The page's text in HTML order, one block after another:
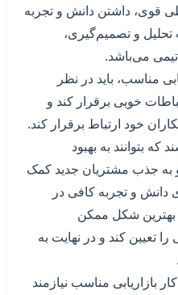
قوی، داشتن دانش و تجربه
تحلیل و تصمیم‌گیری،
تیمی می‌باشد.
مناسب، باید در نظر
خوبی برقرار کند و
خود ارتباط برقرار کند.
که بتوانند به بهبود
و به جذب مشتریان جدید کمک
دانش و تجربه کافی در
به بهترین شکل ممکن
را تعیین کند و در نهایت به
بازاریابی مناسب نیازمند